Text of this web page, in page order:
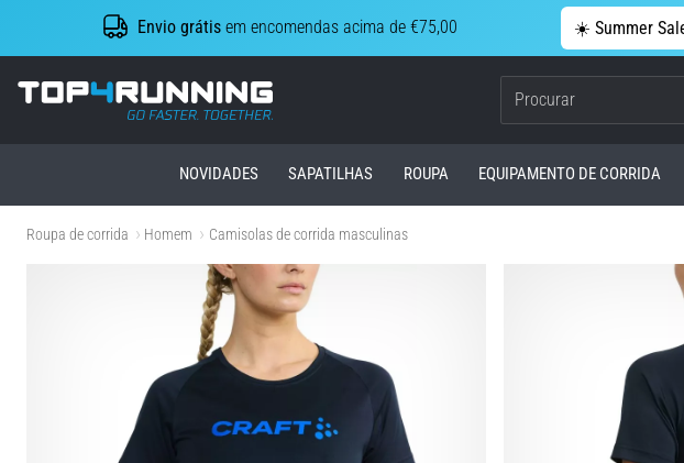
Envio grátis em encomendas acima de €75,00 ☀️ Summer
Top4Running.pt
NOVIDADES SAPATILHAS ROUPA EQUIPAMENTO DE CORRIDA
Roupa de corrida Homem Camisolas de corrida masculinas